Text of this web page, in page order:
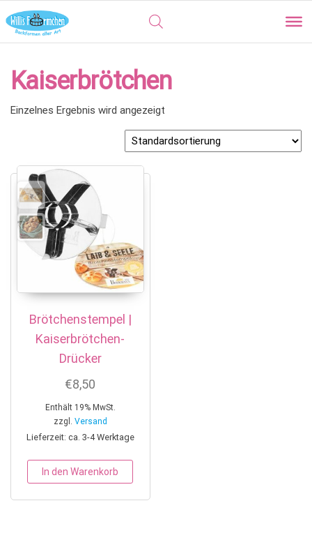
Kaiserbrötchen
Einzelnes Ergebnis wird angezeigt
Brötchenstempel |
Kaiserbrötchen-
Drücker
€8,50
Enthält 19% MwSt.
zzgl. Versand
Lieferzeit: ca. 3-4 Werktage
In den Warenkorb